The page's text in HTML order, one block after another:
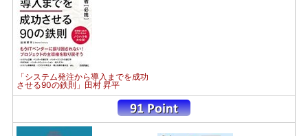
「システム発注から導入までを成功
させる90の鉄則」田村 昇平